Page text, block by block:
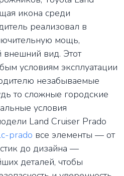
икона среди
реализовал в
мощь,
внешний вид. Этот
условиям эксплуатации
незабываемые
то сложные городские
условия
Land Cruiser Prado
prado все элементы — от
до дизайна —
деталей, чтобы